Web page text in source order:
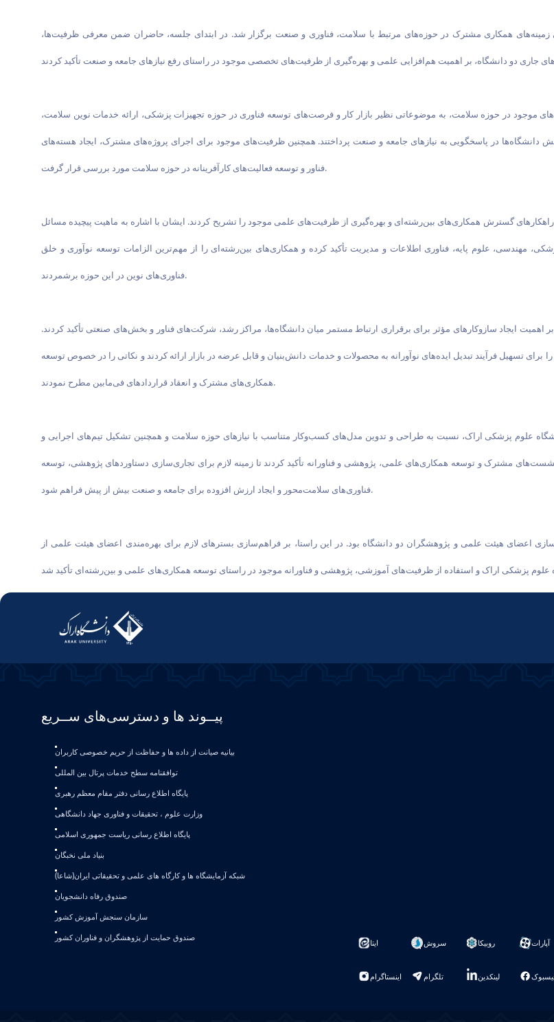
زمینه‌های همکاری مشترک در حوزه‌های مرتبط با سلامت، فناوری و صنعت برگزار شد. در ابتدای جلسه، حاضران ضمن معرفی ظرفیت‌ها،
موجود در حوزه سلامت، به موضوعاتی نظیر بازار کار و فرصت‌های توسعه فناوری در حوزه تجهیزات پزشکی، ارائه خدمات نوین سلامت،
در پاسخگویی به نیازهای جامعه و صنعت پرداختند. همچنین ظرفیت‌های موجود برای اجرای پروژه‌های مشترک، ایجاد هسته‌های
فناور و توسعه فعالیت‌های کارآفرینانه در حوزه سلامت مورد بررسی قرار گرفت.
گسترش همکاری‌های بین‌رشته‌ای و بهره‌گیری از ظرفیت‌های علمی موجود را تشریح کردند. ایشان با اشاره به ماهیت پیچیده مسائل
علوم پایه، فناوری اطلاعات و مدیریت تأکید کرده و همکاری‌های بین‌رشته‌ای را از مهم‌ترین الزامات توسعه نوآوری و خلق
فناوری‌های نوین در این حوزه برشمردند.
ایجاد سازوکارهای مؤثر برای برقراری ارتباط مستمر میان دانشگاه‌ها، مراکز رشد، شرکت‌های فناور و بخش‌های صنعتی تأکید کردند.
تسهیل فرآیند تبدیل ایده‌های نوآورانه به محصولات و خدمات دانش‌بنیان و قابل عرضه در بازار ارائه کردند و نکاتی را در خصوص توسعه
همکاری‌های مشترک و انعقاد قراردادهای فی‌مابین مطرح نمودند.
علوم پزشکی اراک، نسبت به طراحی و تدوین مدل‌های کسب‌وکار متناسب با نیازهای حوزه سلامت و همچنین تشکیل تیم‌های اجرایی و
مشترک و توسعه همکاری‌های علمی، پژوهشی و فناورانه تأکید کردند تا زمینه لازم برای تجاری‌سازی دستاوردهای پژوهشی، توسعه
فناوری‌های سلامت‌محور و ایجاد ارزش افزوده برای جامعه و صنعت بیش از پیش فراهم شود.
اعضای هیئت علمی و پژوهشگران دو دانشگاه بود. در این راستا، بر فراهم‌سازی بسترهای لازم برای بهره‌مندی اعضای هیئت علمی از
پیــوند ها و دسترسی‌های ســریع
بیانیه صيانت از داده ها و حفاظت از حريم خصوصی كاربران
توافقنامه سطح خدمات پرتال بین المللی
پایگاه اطلاع رسانی دفتر مقام معظم رهبری
وزارت علوم ، تحقیقات و فناوری جهاد دانشگاهی
پایگاه اطلاع رسانی ریاست جمهوری اسلامی
بنیاد ملی نخبگان
شبکه آزمایشگاه ها و کارگاه های علمی و تحقیقاتی ایران(شاعا)
صندوق رفاه دانشجویان
سازمان سنجش آموزش کشور
صندوق حمایت از پژوهشگران و فناوران کشور
ایتا سروش روبیکا آپارات
اینستاگرام تلگرام لینکدین